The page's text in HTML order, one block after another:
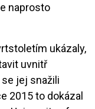
naprosto
ukázaly,
uvnitř
jej snažili
2015 to dokázal